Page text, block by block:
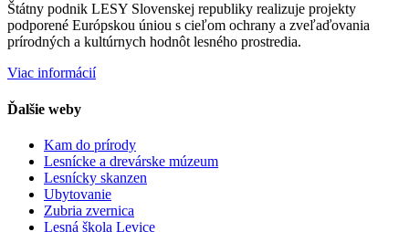
Štátny podnik LESY Slovenskej republiky realizuje projekty
podporené Európskou úniou s cieľom ochrany a zveľaďovania
prírodných a kultúrnych hodnôt lesného prostredia.
Viac informácií
Ďalšie weby
Kam do prírody
Lesnícke a drevárske múzeum
Lesnícky skanzen
Ubytovanie
Zubria zvernica
Lesná škola Levice